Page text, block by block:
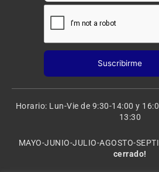
Horario: Lun-Vie de 9:30-14:00 y
13:30
MAYO-JUNIO-JULIO-AGOSTO-
cerrado!